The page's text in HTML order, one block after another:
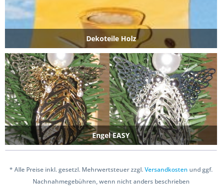
Engel EASY
Dekoteile Holz
* Alle Preise inkl. gesetzl. Mehrwertsteuer zzgl.Versandkosten und ggf.
Nachnahmegebühren, wenn nicht anders beschrieben